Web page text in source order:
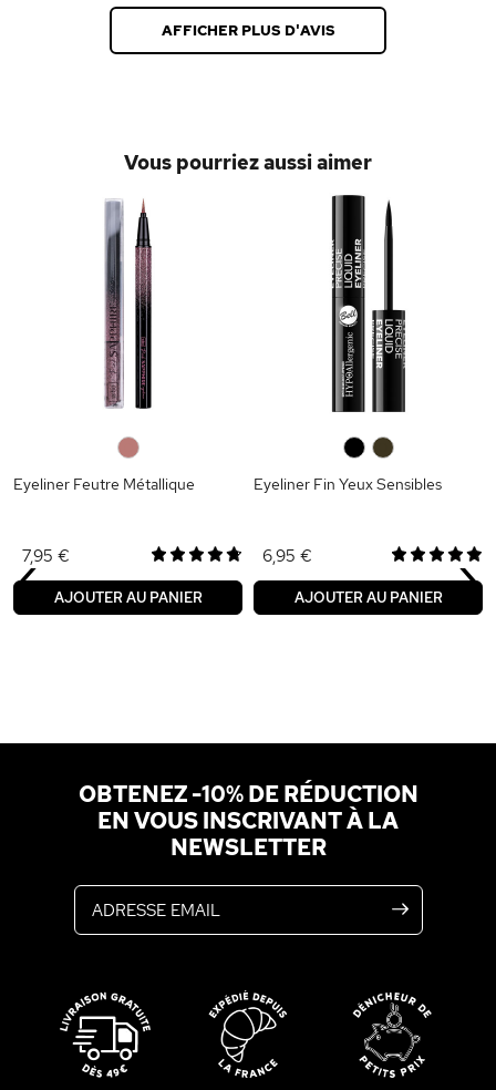
AFFICHER PLUS D'AVIS
Vous pourriez aussi aimer
Eyeliner Feutre Métallique
7,95 €
AJOUTER AU PANIER
Eyeliner Fin Yeux Sensibles
6,95 €
AJOUTER AU PANIER
‹ ›
OBTENEZ -10% DE RÉDUCTION
EN VOUS INSCRIVANT À LA
NEWSLETTER